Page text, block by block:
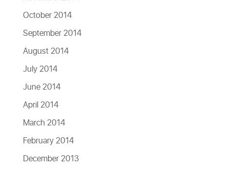
October 2014
September 2014
August 2014
July 2014
June 2014
April 2014
March 2014
February 2014
December 2013